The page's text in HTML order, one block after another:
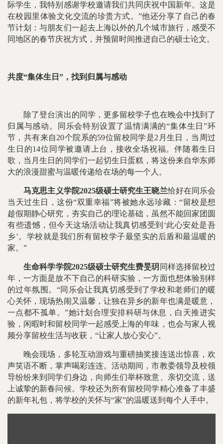
际学生，我特别感谢学校邀请我们共同庆祝中国新年。这是
在校园里体验文化交流的珍贵方式。”他还分享了自己的春
节计划：与朋友们一起去上海以外的几个城市旅行，感受不
同地区的春节庆祝方式，并预留时间推进自己的硕士论文。
共度“集体生日”，找到归属与感动
除了登台演出的同学，更多留校学子也在晚会中找到了
归属与感动。同乐会特别设置了温情满满的“集体生日”环
节，共有来自20个院系的59位留校同学是2月生日，当周过
生日的14位同学被邀请上台，接收全场祝福。伴随着生日
歌，当月生日的同学们一起切生日蛋糕，将这份来自华东师
大的浪漫甜蜜与温暖传递给在场的每一个人。
马克思主义学院2025级硕士研究生王晓兰恰好在同乐会
当天过生日，这份“双重幸福”将被她永远珍藏：“留校是想
趁假期静心研究，夯实自己的理论基础，虽然不能回家团圆
有些遗憾，但今天这场活动让我真切感受到‘此心安处是吾
乡’。学校就是我们所有留校学子最坚实的后盾和最温暖的
家。”
生命科学学院2025级硕士研究生费旻玥 同样选择留校过
年，一方面是放不下自己的科研实验，一方面也想体验别样
的过年氛围。“同乐会让我真切感受到了学校和老师们的暖
心关怀，现场热闹又温馨，让独在异乡的新年也满是暖意，
一点都不孤单。”她计划合理安排科研与休息，白天推进实
验，闲暇时和留校同学一起感受上海的年味，也会与家人视
频分享留校生活与收获，“让家人放心安心”。
晚会现场，多轮互动游戏与重磅抽奖接连送出惊喜，欢
声笑语不断，掌声喝彩连连。活动期间，市教委领导及校领
导纷纷来到同学们身边，向师生们举杯致意、亲切交流，送
上诚挚的新春问候。学校还为所有留校同学精心准备了丰盛
的新年礼包，将学校的关怀与“家”的温暖送到每个人手中。